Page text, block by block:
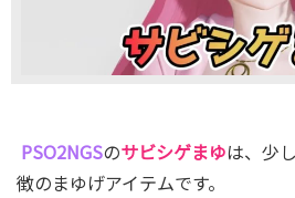
PSO2NGSのサビシゲまゆは、少
徴のまゆげアイテムです。